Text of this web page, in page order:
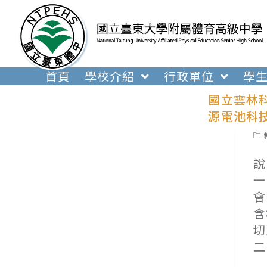
內
首頁 學校介紹 行政單位 學
國立雲林
源電池科